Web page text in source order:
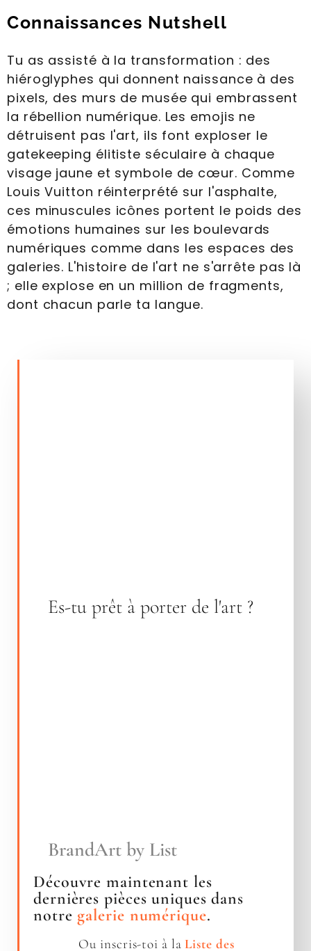
Connaissances Nutshell
Tu as assisté à la transformation : des
hiéroglyphes qui donnent naissance à des
pixels, des murs de musée qui embrassent
la rébellion numérique. Les emojis ne
détruisent pas l'art, ils font exploser le
gatekeeping élitiste séculaire à chaque
visage jaune et symbole de cœur. Comme
Louis Vuitton réinterprété sur l'asphalte,
ces minuscules icônes portent le poids des
émotions humaines sur les boulevards
numériques comme dans les espaces des
galeries. L'histoire de l'art ne s'arrête pas là
; elle explose en un million de fragments,
dont chacun parle ta langue.
Es-tu prêt à porter de l'art ?
BrandArt by List
Découvre maintenant les
dernières pièces uniques dans
notre galerie numérique.
Ou inscris-toi à la Liste des